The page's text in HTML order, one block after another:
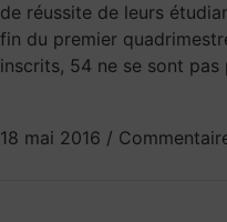
de réussite de leurs
fin du premier
inscrits, 54 ne se sont pas
18 mai 2016 /